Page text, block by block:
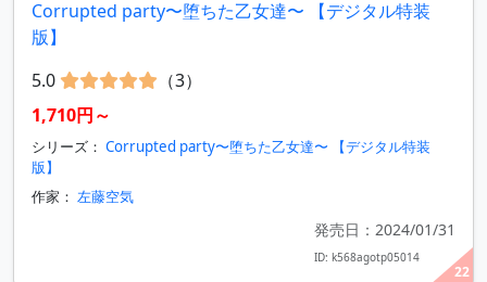
22
Corrupted party〜堕ちた乙女達〜 【デジタル特装
版】
5.0
（3）
1,710円～
シリーズ： Corrupted party〜堕ちた乙女達〜 【デジタル特装
版】
作家： 左藤空気
発売日：2024/01/31
ID: k568agotp05014